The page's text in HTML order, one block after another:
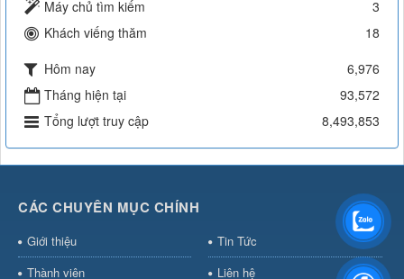
Máy chủ tìm kiếm
3
Khách viếng thăm
18
Hôm nay
6,976
Tháng hiện tại
93,572
Tổng lượt truy cập
8,493,853
CÁC CHUYÊN MỤC CHÍNH
Giới thiệu
Tin Tức
Thành viên
Liên hệ